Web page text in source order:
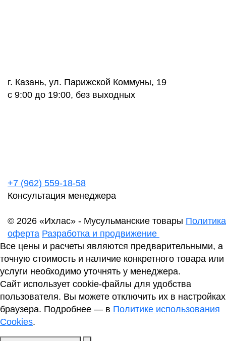
г. Казань, ул. Парижской Коммуны, 19
с 9:00 до 19:00, без выходных
+7 (962) 559-18-58
Консультация менеджера
© 2026 «Ихлас» - Мусульманские товары
оферта Разработка и продвижение
Все цены и расчеты являются предварительными, а
точную стоимость и наличие конкретного товара или
услуги необходимо уточнять у менеджера.
Сайт использует cookie-файлы для удобства
пользователя. Вы можете отключить их в настройках
браузера. Подробнее — в Политике использования
Cookies.